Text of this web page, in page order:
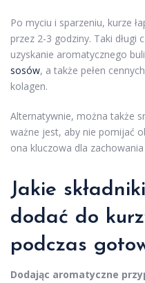
Po myciu i sparzeniu, kurze
przez 2-3 godziny. Taki długi
uzyskanie aromatycznego
sosów, a także pełen
kolagen.
Alternatywnie, można także
ważne jest, aby nie pomijać
ona kluczowa dla
Jakie
dodać do
podczas
Dodając aromatyczne